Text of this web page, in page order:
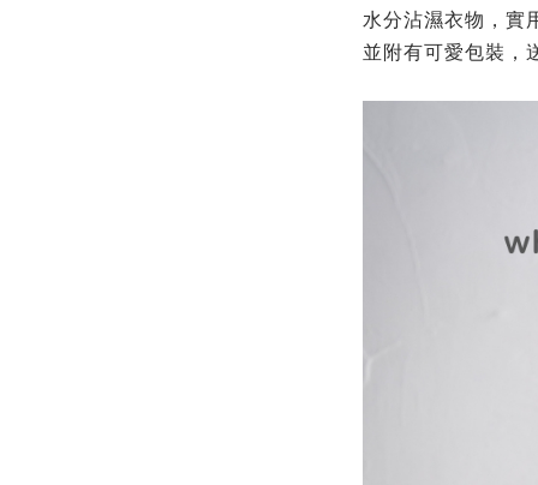
水分沾濕衣物，實
並附有可愛包裝，